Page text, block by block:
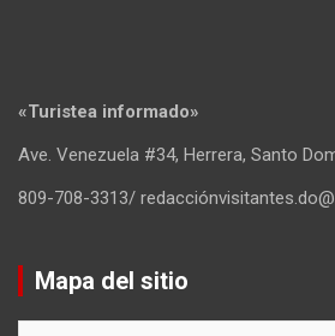
«Turistea informado»
Ave. Venezuela #34, Herrera, Santo
809-708-3313/
Mapa del sitio